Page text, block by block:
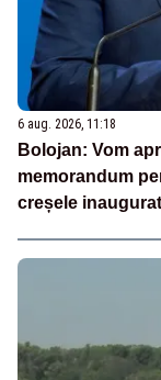
6 aug. 2026, 11:18
Bolojan: Vom
memorandum
creșele